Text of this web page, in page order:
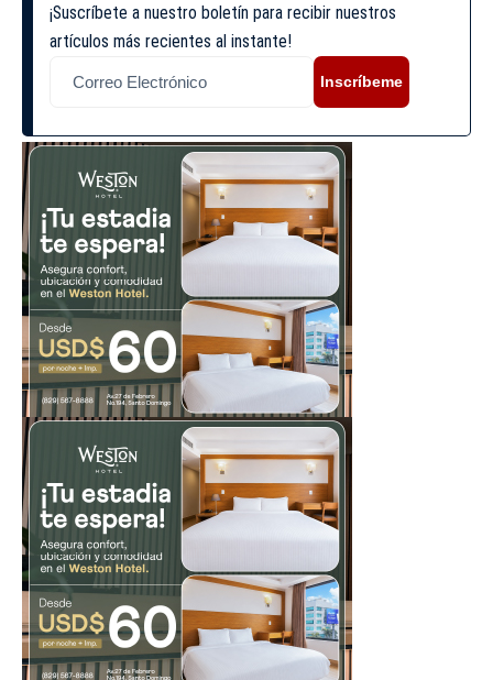
¡Suscríbete a nuestro boletín para recibir nuestros
artículos más recientes al instante!
Inscríbeme